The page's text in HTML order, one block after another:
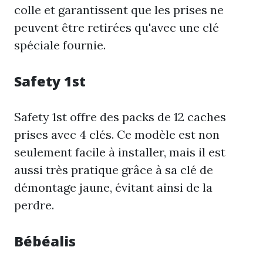
colle et garantissent que les prises ne
peuvent être retirées qu'avec une clé
spéciale fournie.
Safety 1st
Safety 1st offre des packs de 12 caches
prises avec 4 clés. Ce modèle est non
seulement facile à installer, mais il est
aussi très pratique grâce à sa clé de
démontage jaune, évitant ainsi de la
perdre.
Bébéalis